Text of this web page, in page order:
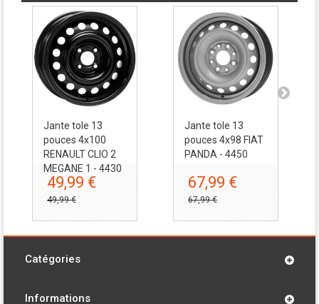
Jante tole 13
pouces 4x100
RENAULT CLIO 2
MEGANE 1 - 4430
49,99 €
49,99 €
Jante tole 13
pouces 4x98 FIAT
PANDA - 4450
67,99 €
67,99 €
Catégories
Informations